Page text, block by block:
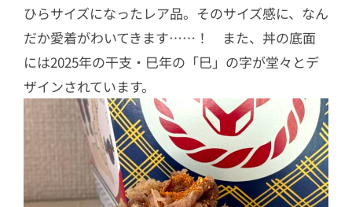
ひらサイズになったレア品。そのサイズ感に、なん
だか愛着がわいてきます……！ また、丼の底面
には2025年の干支・巳年の「巳」の字が堂々とデ
ザインされています。